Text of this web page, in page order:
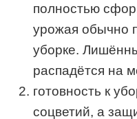
полностью
урожая обычно
уборке.
распадётся на
готовность к
соцветий, а